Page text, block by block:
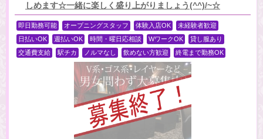
しめます☆一緒に楽しく盛り上がりましょう(^^)/~☆
即日勤務可能 オープニングスタッフ 体験入店OK
未経験者歓迎
日払いOK
週払いOK 時間・曜日応相談 WワークOK
貸し服あり
交通費支給
駅チカ ノルマなし 飲めない方歓迎 終電まで勤務OK